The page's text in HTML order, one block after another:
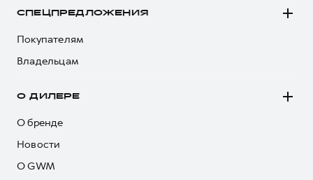
СПЕЦПРЕДЛОЖЕНИЯ
Покупателям
Владельцам
О ДИЛЕРЕ
О бренде
Новости
О GWM